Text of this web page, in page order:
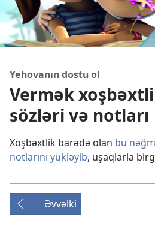
Yehovanın dostu ol
Vermək
sözləri və notları
Xoşbəxtlik barədə olan bu
notlarını yükləyib, uşaqlarla
Əvvəlki